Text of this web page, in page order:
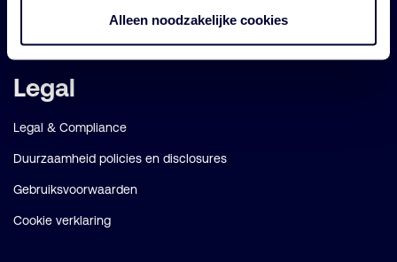
Alleen noodzakelijke cookies
Legal
Legal & Compliance
Duurzaamheid policies en disclosures
Gebruiksvoorwaarden
Cookie verklaring